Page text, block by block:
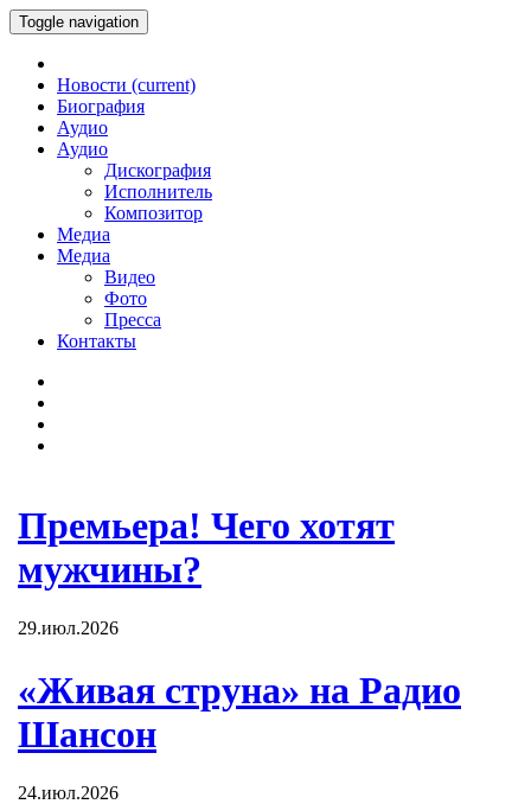
Toggle navigation
Новости (current)
Биография
Аудио
Аудио
Дискография
Исполнитель
Композитор
Медиа
Медиа
Видео
Фото
Пресса
Контакты
Премьера! Чего хотят
мужчины?
29.июл.2026
«Живая струна» на Радио
Шансон
24.июл.2026